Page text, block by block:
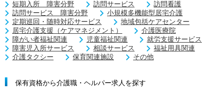
短期入所 障害分野
訪問サービス
訪問看護
訪問サービス 障害分野
小規模多機能型居宅介護
定期巡回・随時対応サービス
地域包括ケアセンター
居宅介護支援（ケアマネジメント）
介護医療院
障がい者福祉関連
児童福祉関連
就労支援サービス
障害児入所サービス
相談サービス
福祉用具関連
介護タクシー
保育関連施設 その他
保有資格から介護職・ヘルパー求人を探す